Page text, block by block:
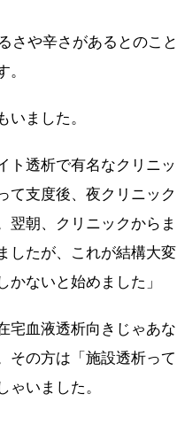
さや辛さがあるとのこと
ました。
ト透析で有名なクリニッ
て支度後、夜クリニック
翌朝、クリニックからま
したが、これが結構大変
ないと始めました」
宅血液透析向きじゃあな
その方は「施設透析って
いました。